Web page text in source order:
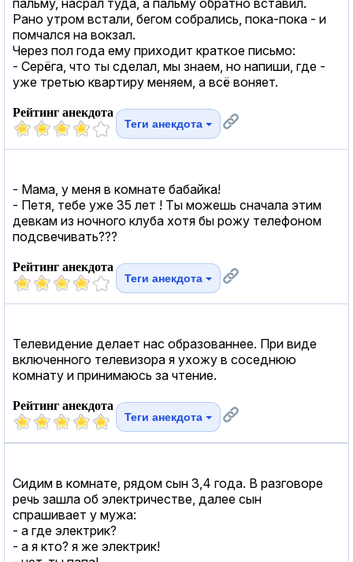
Рано утром встали, бегом собрались, пока-пока - и
помчался на вокзал.
Через пол года ему приходит краткое письмо:
- Серёга, что ты сделал, мы знаем, но напиши, где -
уже третью квартиру меняем, а всё воняет.
Рейтинг анекдота
Теги анекдота
- Мама, у меня в комнате бабайка!
- Петя, тебе уже 35 лет ! Ты можешь сначала этим
девкам из ночного клуба хотя бы рожу телефоном
подсвечивать???
Рейтинг анекдота
Теги анекдота
Телевидение делает нас образованнее. При виде
включенного телевизора я ухожу в соседнюю
комнату и принимаюсь за чтение.
Рейтинг анекдота
Теги анекдота
Сидим в комнате, рядом сын 3,4 года. В разговоре
речь зашла об электричестве, далее сын
спрашивает у мужа:
- а где электрик?
- а я кто? я же электрик!